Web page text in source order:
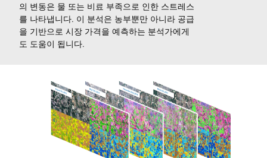
의 변동은 물 또는 비료 부족으로 인한 스트레스
를 나타냅니다. 이 분석은 농부뿐만 아니라 공급
을 기반으로 시장 가격을 예측하는 분석가에게
도 도움이 됩니다.